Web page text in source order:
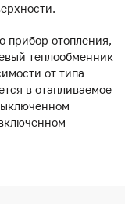
прибор отопления,
теплообменник
от типа
в отапливаемое